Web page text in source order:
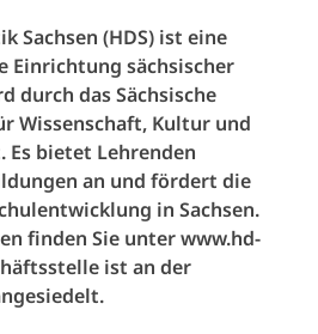
Sachsen (HDS) ist eine
Einrichtung sächsischer
durch das Sächsische
Wissenschaft, Kultur und
bietet Lehrenden
an und fördert die
in Sachsen.
finden Sie unter www.hd-
ist an der